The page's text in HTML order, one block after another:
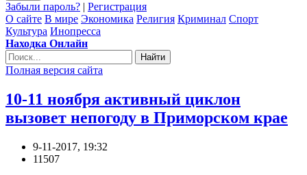
Забыли пароль? | Регистрация
О сайте В мире Экономика Религия Криминал Спорт
Культура Инопресса
Находка Онлайн
Найти
Полная версия сайта
10-11 ноября активный циклон
вызовет непогоду в Приморском крае
9-11-2017, 19:32
11507